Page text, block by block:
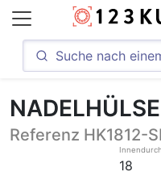
Referenz HK1812-
18